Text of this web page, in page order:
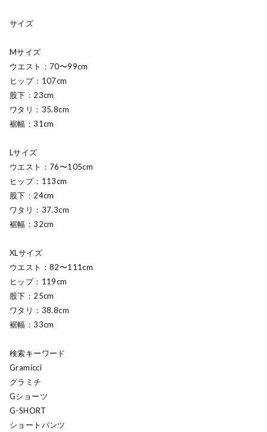
サイズ
Mサイズ
ウエスト：70〜99cm
ヒップ：107cm
股下：23cm
ワタリ：35.8cm
裾幅：31cm
Lサイズ
ウエスト：76〜105cm
ヒップ：113cm
股下：24cm
ワタリ：37.3cm
裾幅：32cm
XLサイズ
ウエスト：82〜111cm
ヒップ：119cm
股下：25cm
ワタリ：38.8cm
裾幅：33cm
検索キーワード
Gramicci
グラミチ
Gショーツ
G-SHORT
ショートパンツ